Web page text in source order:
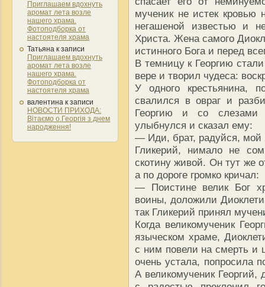
Приглашаем вдохнуть
аромат лета возле
нашего храма.
Фотоподборка от
настоятеля храма
Татьяна к записи
Приглашаем вдохнуть
аромат лета возле
нашего храма.
Фотоподборка от
настоятеля храма
валентина к записи
НОВОСТИ ПРИХОДА:
Вітаємо о.Георгія з днем
народження!
мученик не истек кровью
негашеной известью и
Христа. Жена самого
истинного Бога и перед
В темницу к Георгию
вере и творил чудеса:
У одного крестьянина,
свалился в овраг и
Георгию и со слезами
улыбнулся и сказал ему:
— Иди, брат, радуйся, мой
Гликерий, нимало не
скотину живой. Он тут же
а по дороге громко кричал:
— Поистине велик Бог
воины, доложили
так Гликерий принял
Когда великомученик
языческом храме,
с ним повели на смерть и
очень устала, попросила
А великомученик